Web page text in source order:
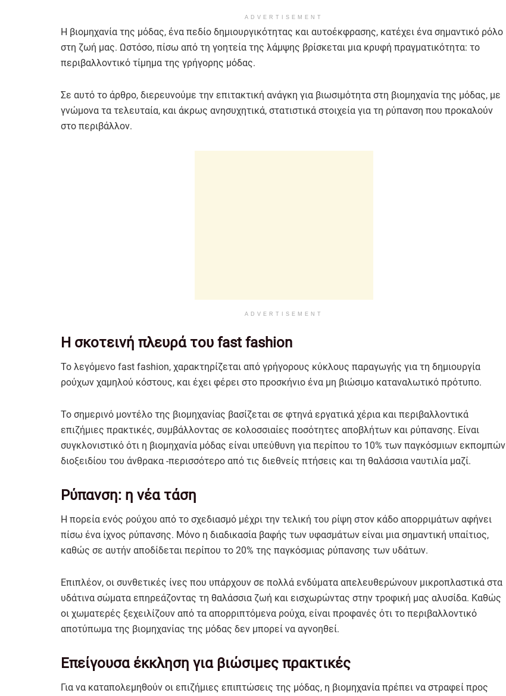
ADVERTISEMENT
Η βιομηχανία της μόδας, ένα πεδίο δημιουργικότητας και αυτοέκφρασης, κατέχει ένα σημαντικό ρόλο
στη ζωή μας. Ωστόσο, πίσω από τη γοητεία της λάμψης βρίσκεται μια κρυφή πραγματικότητα: το
περιβαλλοντικό τίμημα της γρήγορης μόδας.
Σε αυτό το άρθρο, διερευνούμε την επιτακτική ανάγκη για βιωσιμότητα στη βιομηχανία της μόδας, με
γνώμονα τα τελευταία, και άκρως ανησυχητικά, στατιστικά στοιχεία για τη ρύπανση που προκαλούν
στο περιβάλλον.
ADVERTISEMENT
Η σκοτεινή πλευρά του fast fashion
Το λεγόμενο fast fashion, χαρακτηρίζεται από γρήγορους κύκλους παραγωγής για τη δημιουργία
ρούχων χαμηλού κόστους, και έχει φέρει στο προσκήνιο ένα μη βιώσιμο καταναλωτικό πρότυπο.
Το σημερινό μοντέλο της βιομηχανίας βασίζεται σε φτηνά εργατικά χέρια και περιβαλλοντικά
επιζήμιες πρακτικές, συμβάλλοντας σε κολοσσιαίες ποσότητες αποβλήτων και ρύπανσης. Είναι
συγκλονιστικό ότι η βιομηχανία μόδας είναι υπεύθυνη για περίπου το 10% των παγκόσμιων εκπομπών
διοξειδίου του άνθρακα -περισσότερο από τις διεθνείς πτήσεις και τη θαλάσσια ναυτιλία μαζί.
Ρύπανση: η νέα τάση
Η πορεία ενός ρούχου από το σχεδιασμό μέχρι την τελική του ρίψη στον κάδο απορριμάτων αφήνει
πίσω ένα ίχνος ρύπανσης. Μόνο η διαδικασία βαφής των υφασμάτων είναι μια σημαντική υπαίτιος,
καθώς σε αυτήν αποδίδεται περίπου το 20% της παγκόσμιας ρύπανσης των υδάτων.
Επιπλέον, οι συνθετικές ίνες που υπάρχουν σε πολλά ενδύματα απελευθερώνουν μικροπλαστικά στα
υδάτινα σώματα επηρεάζοντας τη θαλάσσια ζωή και εισχωρώντας στην τροφική μας αλυσίδα. Καθώς
οι χωματερές ξεχειλίζουν από τα απορριπτόμενα ρούχα, είναι προφανές ότι το περιβαλλοντικό
αποτύπωμα της βιομηχανίας της μόδας δεν μπορεί να αγνοηθεί.
Επείγουσα έκκληση για βιώσιμες πρακτικές
Για να καταπολεμηθούν οι επιζήμιες επιπτώσεις της μόδας, η βιομηχανία πρέπει να στραφεί προς